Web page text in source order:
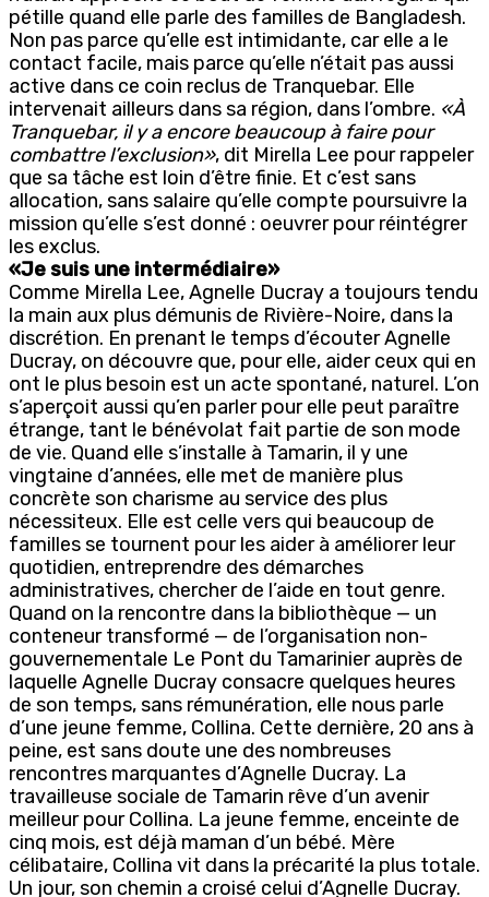
pétille quand elle parle des familles de Bangladesh.
Non pas parce qu’elle est intimidante, car elle a le
contact facile, mais parce qu’elle n’était pas aussi
active dans ce coin reclus de Tranquebar. Elle
intervenait ailleurs dans sa région, dans l’ombre. «À
Tranquebar, il y a encore beaucoup à faire pour
combattre l’exclusion», dit Mirella Lee pour rappeler
que sa tâche est loin d’être finie. Et c’est sans
allocation, sans salaire qu’elle compte poursuivre la
mission qu’elle s’est donné : oeuvrer pour réintégrer
les exclus.
«Je suis une intermédiaire»
Comme Mirella Lee, Agnelle Ducray a toujours tendu
la main aux plus démunis de Rivière-Noire, dans la
discrétion. En prenant le temps d’écouter Agnelle
Ducray, on découvre que, pour elle, aider ceux qui en
ont le plus besoin est un acte spontané, naturel. L’on
s’aperçoit aussi qu’en parler pour elle peut paraître
étrange, tant le bénévolat fait partie de son mode
de vie. Quand elle s’installe à Tamarin, il y une
vingtaine d’années, elle met de manière plus
concrète son charisme au service des plus
nécessiteux. Elle est celle vers qui beaucoup de
familles se tournent pour les aider à améliorer leur
quotidien, entreprendre des démarches
administratives, chercher de l’aide en tout genre.
Quand on la rencontre dans la bibliothèque — un
conteneur transformé — de l’organisation non-
gouvernementale Le Pont du Tamarinier auprès de
laquelle Agnelle Ducray consacre quelques heures
de son temps, sans rémunération, elle nous parle
d’une jeune femme, Collina. Cette dernière, 20 ans à
peine, est sans doute une des nombreuses
rencontres marquantes d’Agnelle Ducray. La
travailleuse sociale de Tamarin rêve d’un avenir
meilleur pour Collina. La jeune femme, enceinte de
cinq mois, est déjà maman d’un bébé. Mère
célibataire, Collina vit dans la précarité la plus totale.
Un jour, son chemin a croisé celui d’Agnelle Ducray.